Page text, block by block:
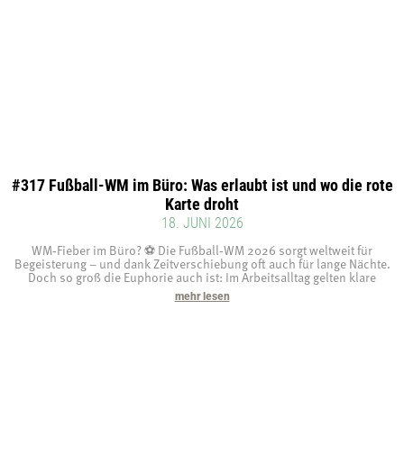
#317 Fußball-WM im Büro: Was erlaubt ist und wo die rote
Karte droht
18. JUNI 2026
WM‑Fieber im Büro? ⚽ Die Fußball‑WM 2026 sorgt weltweit für
Begeisterung – und dank Zeitverschiebung oft auch für lange Nächte.
Doch so groß die Euphorie auch ist: Im Arbeitsalltag gelten klare
mehr lesen